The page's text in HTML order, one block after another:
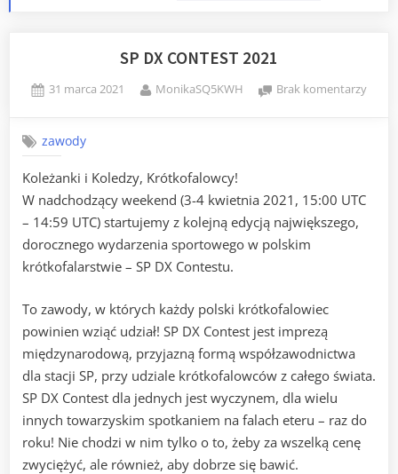
SP DX CONTEST 2021
Posted
31 marca 2021 By
MonikaSQ5KWH Brak komentarzydo
zawody
Koleżanki i Koledzy, Krótkofalowcy!
W nadchodzący weekend (3-4 kwietnia 2021, 15:00 UTC
– 14:59 UTC) startujemy z kolejną edycją największego,
dorocznego wydarzenia sportowego w polskim
krótkofalarstwie – SP DX Contestu.
To zawody, w których każdy polski krótkofalowiec
powinien wziąć udział! SP DX Contest jest imprezą
międzynarodową, przyjazną formą współzawodnictwa
dla stacji SP, przy udziale krótkofalowców z całego świata.
SP DX Contest dla jednych jest wyczynem, dla wielu
innych towarzyskim spotkaniem na falach eteru – raz do
roku! Nie chodzi w nim tylko o to, żeby za wszelką cenę
zwyciężyć, ale również, aby dobrze się bawić.